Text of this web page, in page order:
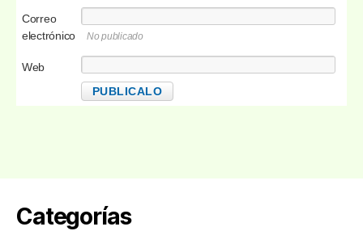
Correo
electrónico
No publicado
Web
Categorías